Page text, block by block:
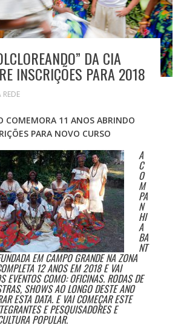
DA CIA
INSCRIÇÕES PARA 2018
COMEMORA 11 ANOS ABRINDO
PARA NOVO CURSO
A
C
O
M
PA
N
HI
A
BA
NT
EM CAMPO GRANDE NA ZONA
12 ANOS EM 2018 E VAI
EVENTOS COMO: OFICINAS. RODAS DE
SHOWS AO LONGO DESTE ANO
ESTA DATA. E VAI COMEÇAR ESTE
E PESQUISADORES E
POPULAR.